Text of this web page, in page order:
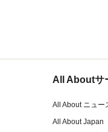
All Aboutサ
All About ニュー
All About Japan